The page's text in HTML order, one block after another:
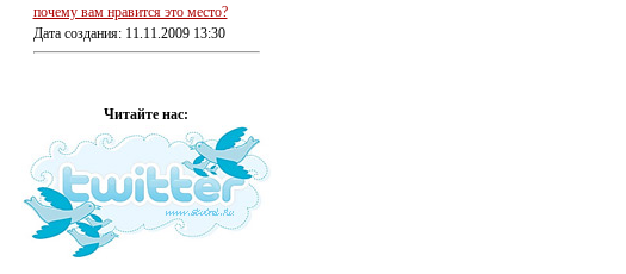
почему вам нравится это место?
Дата создания: 11.11.2009 13:30
Читайте нас: